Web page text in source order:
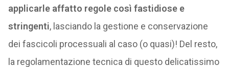
applicarle affatto regole così fastidiose e
stringenti, lasciando la gestione e conservazione
dei fascicoli processuali al caso (o quasi)! Del resto,
la regolamentazione tecnica di questo delicatissimo